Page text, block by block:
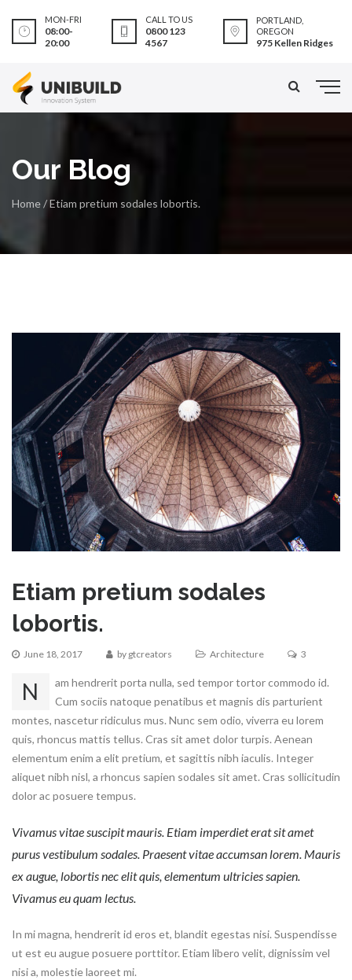
MON-FRI
08:00-
20:00
CALL TO US
0800 123
4567
PORTLAND,
OREGON
975 Kellen Ridges
Our Blog
Home/Etiam pretium sodales lobortis.
Etiam pretium sodales
lobortis.
June 18, 2017 by gtcreators Architecture 3
N
am hendrerit porta nulla, sed tempor tortor commodo id.
Cum sociis natoque penatibus et magnis dis parturient
montes, nascetur ridiculus mus. Nunc sem odio, viverra eu lorem
quis, rhoncus mattis tellus. Cras sit amet dolor turpis. Aenean
elementum enim a elit pretium, et sagittis nibh iaculis. Integer
aliquet nibh nisl, a rhoncus sapien sodales sit amet. Cras sollicitudin
dolor ac posuere tempus.
Vivamus vitae suscipit mauris. Etiam imperdiet erat sit amet
purus vestibulum sodales. Praesent vitae accumsan lorem. Mauris
ex augue, lobortis nec elit quis, elementum ultricies sapien.
Vivamus eu quam lectus.
In mi magna, hendrerit id eros et, blandit egestas nisi. Suspendisse
ut est eu augue posuere porttitor. Etiam libero velit, dignissim vel
nisi a, molestie laoreet mi.